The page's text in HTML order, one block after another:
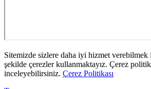
Sitemizde sizlere daha iyi hizmet
şekilde çerezler kullanmaktayız. Çerez
inceleyebilirsiniz. Çerez Politikası